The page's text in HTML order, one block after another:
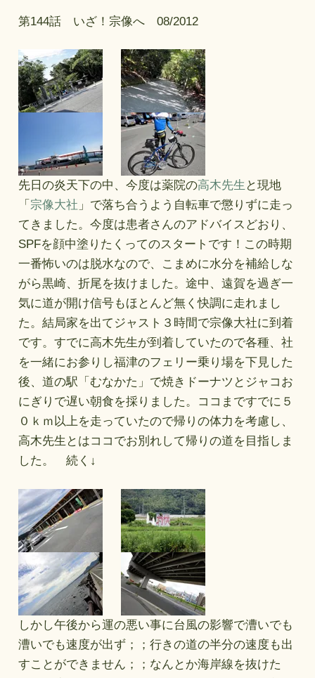
第144話 いざ！宗像へ 08/2012
先日の炎天下の中、今度は薬院の高木先生 と現地
「 宗像大社 」で落ち合うよう自転車で懲りずに走っ
てきました。今度は患者さんのアドバイスどおり、
SPFを顔中塗りたくってのスタートです！この時期
一番怖いのは脱水なので、こまめに水分を補給しな
がら黒崎、折尾を抜けました。途中、遠賀を過ぎ一
気に道が開け信号もほとんど無く快調に走れまし
た。結局家を出てジャスト３時間で宗像大社に到着
です。すでに高木先生が到着していたので各種、社
を一緒にお参りし福津のフェリー乗り場を下見した
後、道の駅「むなかた」で焼きドーナツとジャコお
にぎりで遅い朝食を採りました。ココまですでに５
０ｋｍ以上を走っていたので帰りの体力を考慮し、
高木先生とはココでお別れして帰りの道を目指しま
した。 続く↓
しかし午後から運の悪い事に台風の影響で漕いでも
漕いでも速度が出ず；；行きの道の半分の速度も出
すことができません；；なんとか海岸線を抜けた